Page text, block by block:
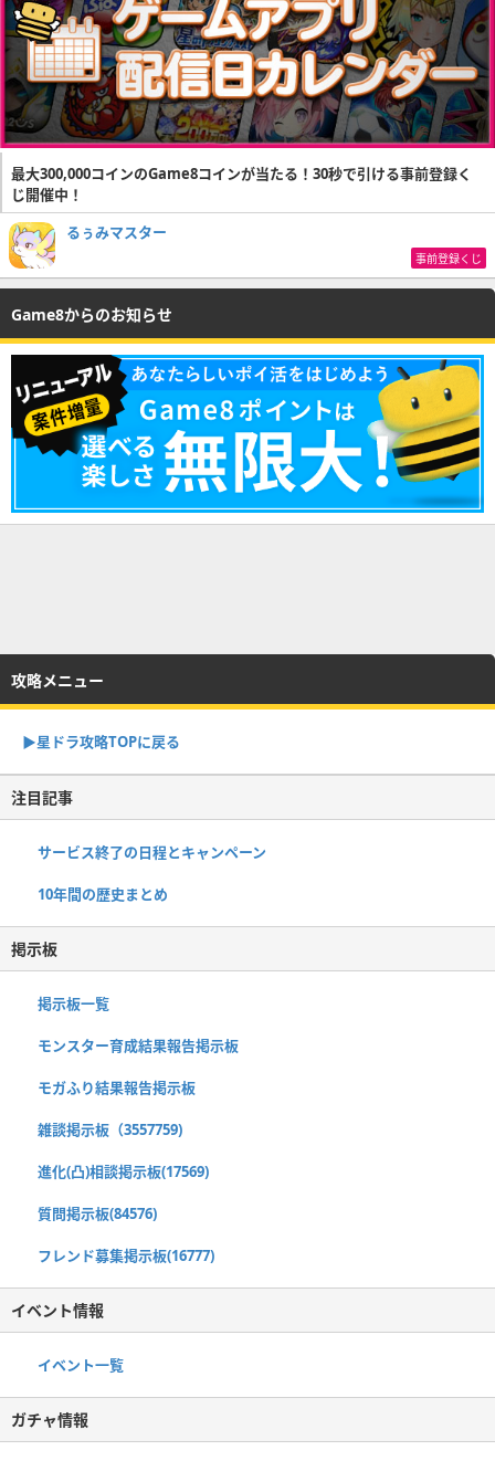
最大300,000コインのGame8コインが当たる！30秒で引ける事前登録く
じ開催中！
るぅみマスター
事前登録くじ
Game8からのお知らせ
攻略メニュー
▶︎星ドラ攻略TOPに戻る
注目記事
サービス終了の日程とキャンペーン
10年間の歴史まとめ
掲示板
掲示板一覧
モンスター育成結果報告掲示板
モガふり結果報告掲示板
雑談掲示板（3557759)
進化(凸)相談掲示板(17569)
質問掲示板(84576)
フレンド募集掲示板(16777)
イベント情報
イベント一覧
ガチャ情報